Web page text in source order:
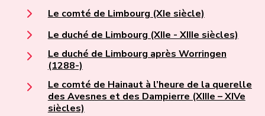
Le comté de Limbourg (XIe siècle)
Le duché de Limbourg (XIIe - XIIIe siècles)
Le duché de Limbourg après Worringen
(1288-)
Le comté de Hainaut à l’heure de la querelle
des Avesnes et des Dampierre (XIIIe – XIVe
siècles)